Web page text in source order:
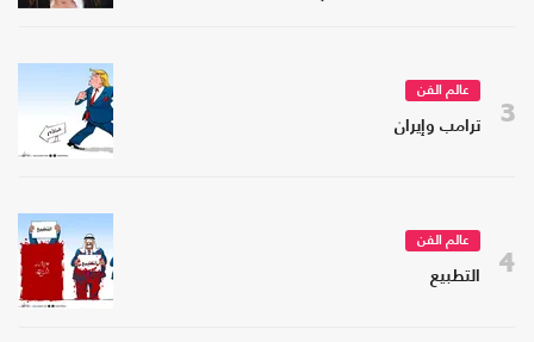
3
عالم الفن
ترامب وإيران
4
عالم الفن
التطبيع